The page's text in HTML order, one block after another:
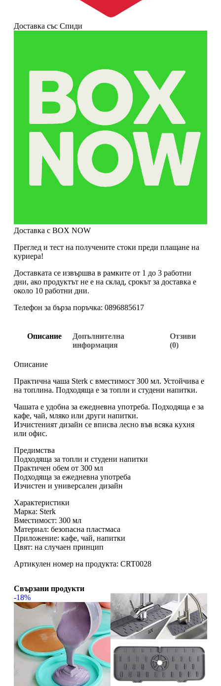
Доставка със Спиди
Доставка с BOX NOW
Преглед и тест на получените стоки преди плащане на
куриера!
Доставката се извършва в рамките от 1 до 3 работни
дни, ако продуктът не е на склад, срокът за доставка е
около 10 работни дни.
Телефон за бърза поръчка: 0896885617
Описание
Допълнителна
информация
Отзиви
(0)
Описание
Практична чаша Sterk с вместимост 300 мл. Устойчива е
на топлина. Подходяща е за топли и студени напитки.
Чашата е удобна за ежедневна употреба. Подходяща е за
кафе, чай, мляко или други напитки.
Изчистеният дизайн се вписва лесно във всяка кухня
или офис.
Предимства
Подходяща за топли и студени напитки
Практичен обем от 300 мл
Подходяща за ежедневна употреба
Изчистен и универсален дизайн
Характеристики
Марка: Sterk
Вместимост: 300 мл
Материал: безопасна пластмаса
Приложение: кафе, чай, напитки
Цвят: на случаен принцип
Артикулен номер на продукта: CRT0028
Свързани продукти
-18%